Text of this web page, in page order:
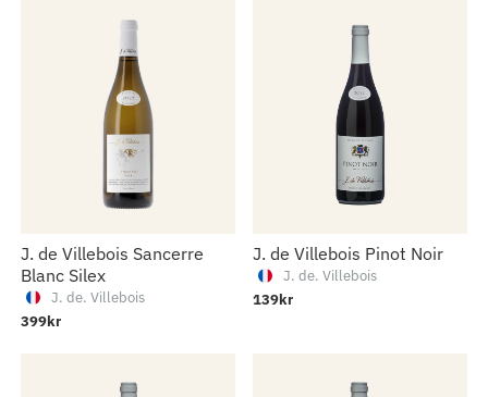
J. de Villebois Sancerre
Blanc Silex
J. de. Villebois
399kr
J. de Villebois Pinot Noir
J. de. Villebois
139kr